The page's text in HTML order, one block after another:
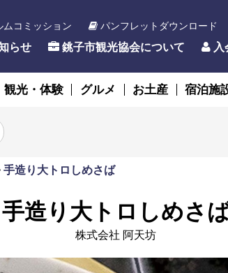
ムコミッション パンフレットダウンロード
らせ 銚子市観光協会について
観光・体験 グルメ お土産 宿泊施
手造り大トロしめさば
手造り大トロしめさ
株式会社 阿天坊